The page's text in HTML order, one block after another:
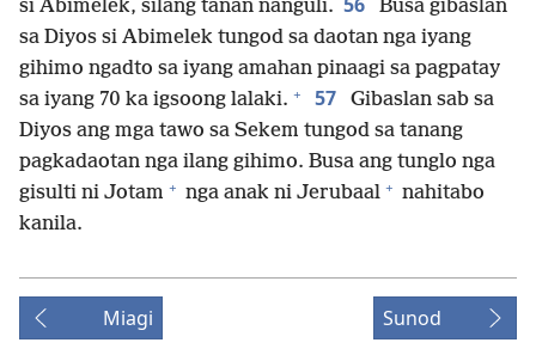
si Abimelek, silang tanan nanguli.
Busa gibaslan
sa Diyos si Abimelek tungod sa daotan nga iyang
gihimo ngadto sa iyang amahan pinaagi sa pagpatay
sa iyang 70 ka igsoong lalaki. + 57
Gibaslan sab sa
Diyos ang mga tawo sa Sekem tungod sa tanang
pagkadaotan nga ilang gihimo. Busa ang tunglo nga
gisulti ni Jotam + nga anak ni Jerubaal + nahitabo
kanila.
Miagi Sunod